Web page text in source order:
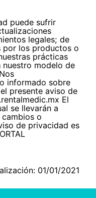
puede sufrir
legales; de
por los productos o
prácticas
modelo de
informado sobre
presente aviso de
El
se llevarán a
o
de privacidad es
01/01/2021